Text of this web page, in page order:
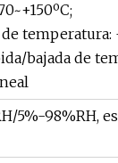
temperatura: -
bajada de
5%-98%RH,